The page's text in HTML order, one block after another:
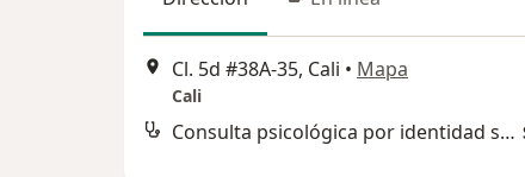
Cl. 5d #38A-35, Cali • Mapa
Cali
Consulta psicológica por identidad sexual